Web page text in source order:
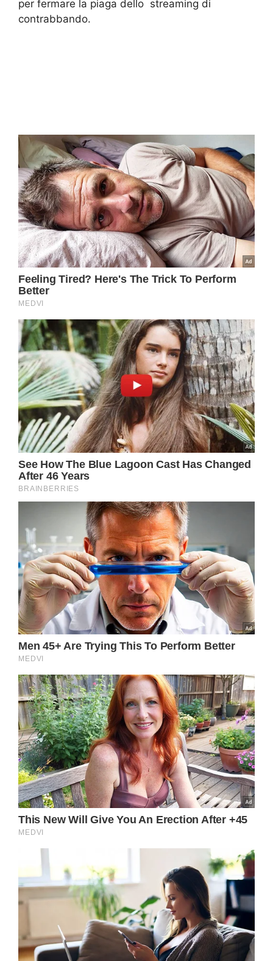
per fermare la piaga dello streaming di
contrabbando.